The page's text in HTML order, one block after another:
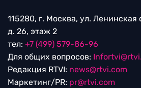
115280, г. Москва, ул. Ленинская
д. 26, этаж 2
тел: +7 (499) 579-86-96
Для общих вопросов:
Редакция RTVI: news@rtvi.com
Маркетинг/PR: pr@rtvi.com